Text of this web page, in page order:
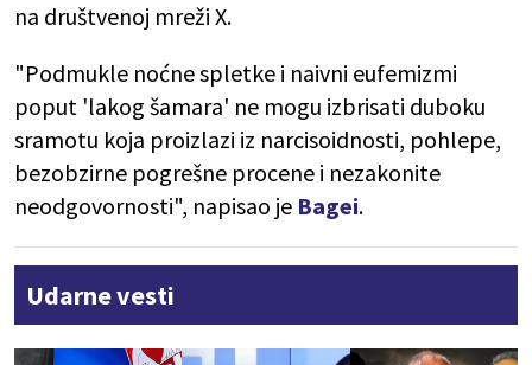
na društvenoj mreži X.
"Podmukle noćne spletke i naivni eufemizmi
poput 'lakog šamara' ne mogu izbrisati duboku
sramotu koja proizlazi iz narcisoidnosti, pohlepe,
bezobzirne pogrešne procene i nezakonite
neodgovornosti", napisao je Bagei.
Udarne vesti